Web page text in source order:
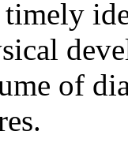
of